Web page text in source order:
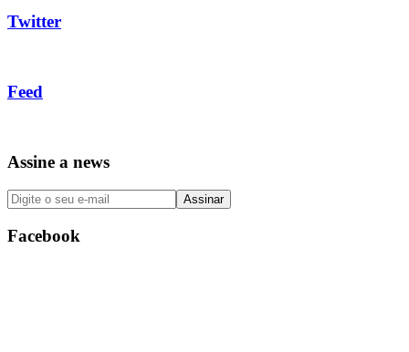
Twitter
Feed
Assine a news
Facebook